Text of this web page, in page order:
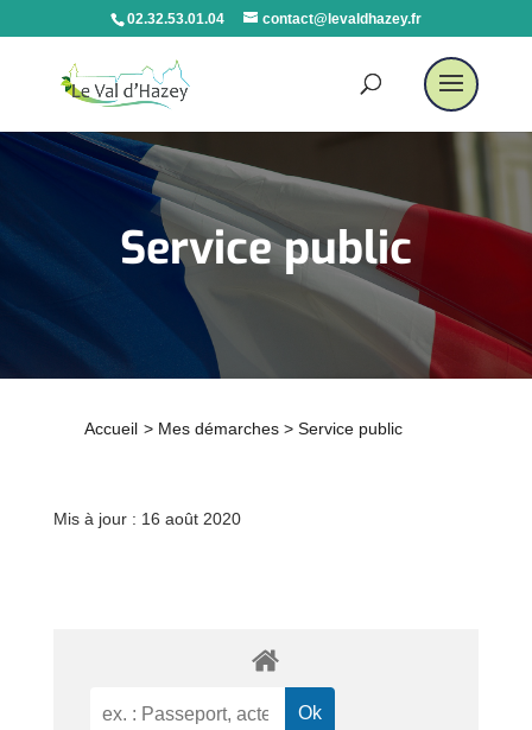
02.32.53.01.04 contact@levaldhazey.fr
Service public
Accueil > Mes démarches > Service public
Mis à jour : 16 août 2020